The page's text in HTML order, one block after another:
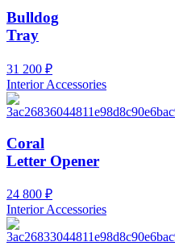
Bulldog
Tray
31 200 ₽
Interior Accessories
Coral
Letter Opener
24 800 ₽
Interior Accessories